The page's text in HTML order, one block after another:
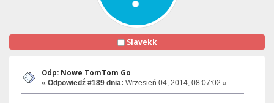
Slavekk
Odp: Nowe TomTom Go
« Odpowiedź #189 dnia: Wrzesień 04, 2014, 08:07:02 »